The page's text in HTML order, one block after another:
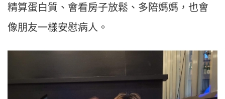
精算蛋白質、會看房子放鬆、多陪媽媽，也會
像朋友一樣安慰病人。